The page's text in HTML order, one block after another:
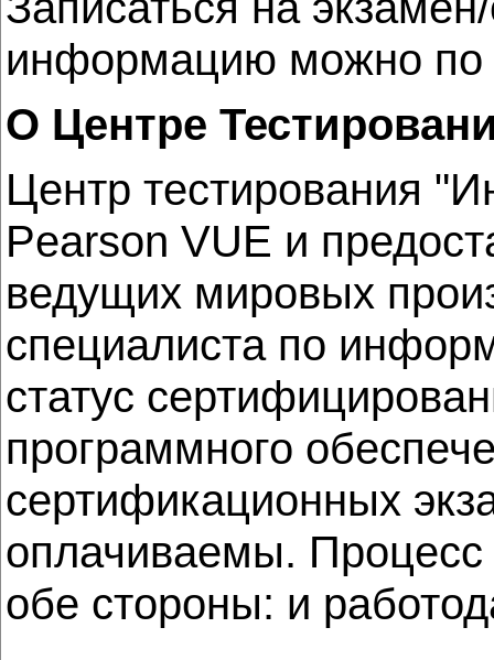
информацию можно
О Центре
Центр тестирования
Pearson VUE и
ведущих мировых
специалиста по
статус
программного
сертификационных
оплачиваемы. Процесс
обе стороны: и